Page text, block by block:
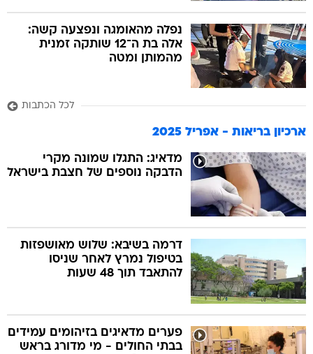
נפלה מהאומגה ונפצעה קשה:
אלה בת ה־12 שותקה זמנית
מהמותן ומטה
לכל הכתבות
ארכיון בריאות - אפריל 2025
מדאיג: התגלו שמונה מקרי
הדבקה נוספים של חצבת בישראל
דרמה בשיבא: שלוש מאושפזות
בטיפול נמרץ לאחר שניסו
להתאבד תוך 48 שעות
פערים מדאיגים בזיהומים עמידים
בבתי החולים - מי מדורג בראש